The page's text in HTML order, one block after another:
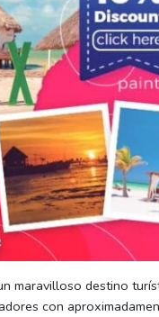
maravilloso destino
con